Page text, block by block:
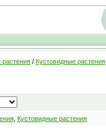
растения / Кустовидные растения
Кустовидные растения